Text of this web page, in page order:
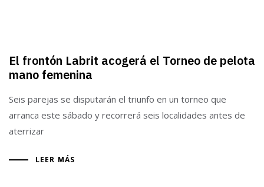
El frontón Labrit acogerá el Torneo de pelota
mano femenina
Seis parejas se disputarán el triunfo en un torneo que
arranca este sábado y recorrerá seis localidades antes de
aterrizar
LEER MÁS